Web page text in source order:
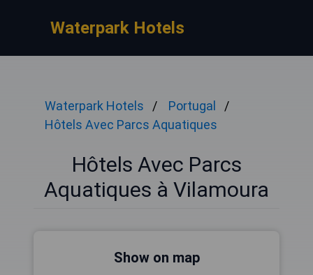
Waterpark Hotels
Waterpark Hotels
Portugal
Hôtels Avec Parcs Aquatiques
Hôtels Avec Parcs
Aquatiques à Vilamoura
Show on map